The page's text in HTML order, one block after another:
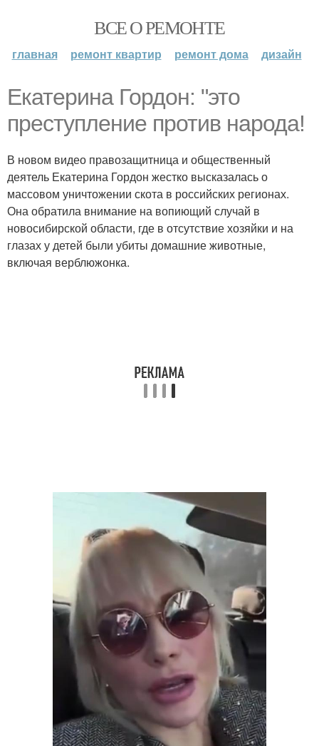
ВСЕ О РЕМОНТЕ
главная ремонт квартир ремонт дома дизайн
Екатерина Гордон: "это
преступление против народа!
В новом видео правозащитница и общественный
деятель Екатерина Гордон жестко высказалась о
массовом уничтожении скота в российских регионах.
Она обратила внимание на вопиющий случай в
новосибирской области, где в отсутствие хозяйки и на
глазах у детей были убиты домашние животные,
включая верблюжонка.